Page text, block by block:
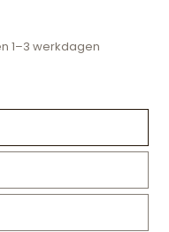
1–3 werkdagen